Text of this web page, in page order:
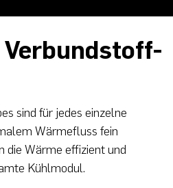
sind für jedes einzelne
Wärmefluss fein
die Wärme effizient und
Kühlmodul.